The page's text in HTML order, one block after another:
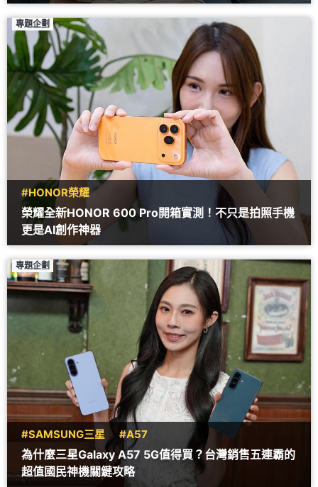
專題企劃
#HONOR榮耀
榮耀全新HONOR 600 Pro開箱實測！不只是拍照手機
更是AI創作神器
專題企劃
#SAMSUNG三星 #A57
為什麼三星Galaxy A57 5G值得買？台灣銷售五連霸的
超值國民神機關鍵攻略